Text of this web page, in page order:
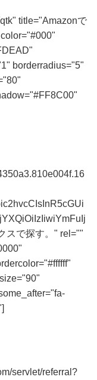
title="Amazonで
borderradius="5"
スで探す。" rel=""
servlet/referral?